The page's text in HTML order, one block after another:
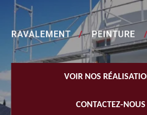
VOIR NOS
CONTACTEZ-NOUS